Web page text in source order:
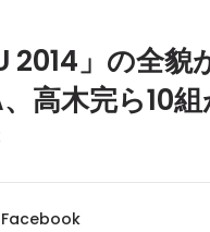
2014」の全
高木完ら10
Facebook